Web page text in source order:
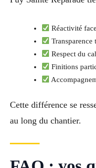
Réactivité
Transparence
Respect du
Finitions
Cette différence se
au long du chantier.